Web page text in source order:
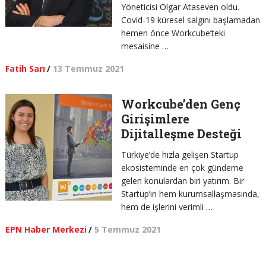
Yöneticisi Olgar Ataseven oldu.
Covid-19 küresel salgını başlamadan
hemen önce Workcube’teki
mesaisine …
Fatih Sarı/ 13 Temmuz 2021
Workcube’den Genç
Girişimlere
Dijitalleşme Desteği
Türkiye’de hızla gelişen Startup
ekosisteminde en çok gündeme
gelen konulardan biri yatırım. Bir
Startup’ın hem kurumsallaşmasında,
hem de işlerini verimli …
EPN Haber Merkezi/ 5 Temmuz 2021